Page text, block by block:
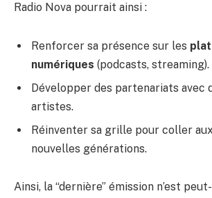
Radio Nova pourrait ainsi :
Renforcer sa présence sur les
numériques (podcasts, streaming).
Développer des partenariats avec
artistes.
Réinventer sa grille pour coller
nouvelles générations.
Ainsi, la “dernière” émission n’est